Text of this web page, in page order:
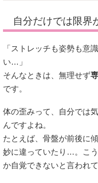
自分だけでは限界
「ストレッチも姿勢も意
い…」
そんなときは、無理せず
です。
体の歪みって、自分では
んですよね。
たとえば、骨盤が前後に
妙に違っていたり…。こ
か自覚できないと言われて